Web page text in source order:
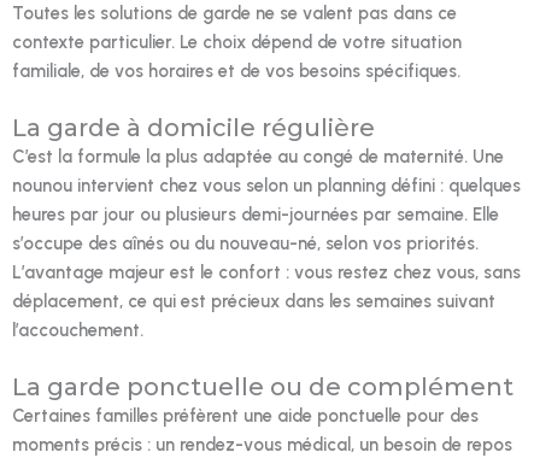
Toutes les solutions de garde ne se valent pas dans ce
contexte particulier. Le choix dépend de votre situation
familiale, de vos horaires et de vos besoins spécifiques.
La garde à domicile régulière
C’est la formule la plus adaptée au congé de maternité. Une
nounou intervient chez vous selon un planning défini : quelques
heures par jour ou plusieurs demi-journées par semaine. Elle
s’occupe des aînés ou du nouveau-né, selon vos priorités.
L’avantage majeur est le confort : vous restez chez vous, sans
déplacement, ce qui est précieux dans les semaines suivant
l’accouchement.
La garde ponctuelle ou de complément
Certaines familles préfèrent une aide ponctuelle pour des
moments précis : un rendez-vous médical, un besoin de repos